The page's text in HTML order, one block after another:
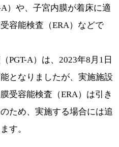
）や、子宮内膜が着床に適
容能検査（ERA）などで
PGT-A）は、2023年8月1日
となりましたが、実施施設
受容能検査（ERA）は引き
ため、実施する場合には追
す。